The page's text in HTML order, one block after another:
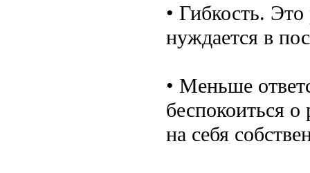
• Гибкость.
нуждается в
• Меньше
беспокоиться
на себя